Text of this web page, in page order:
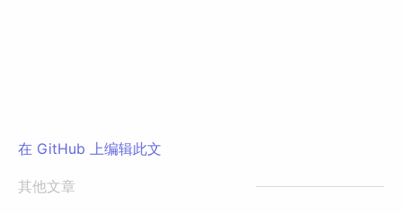
在 GitHub 上编辑此文
其他文章